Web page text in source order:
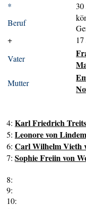
*
30
Beruf
+
Vater
Mutter
4:Karl Friedrich
5:Leonore von
6:Carl Wilhelm Vieth
7:Sophie Freiin von
8:
9:
10: